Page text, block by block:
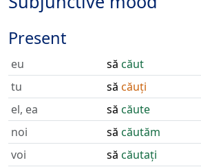
Present
eu să căut
tu
să căuți
el, ea
să căute
noi
să căutăm
voi
să căutați